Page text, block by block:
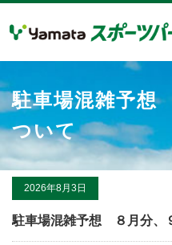
駐車場混雑予想
ついて
2026年8月3日
駐車場混雑予想 ８月分、